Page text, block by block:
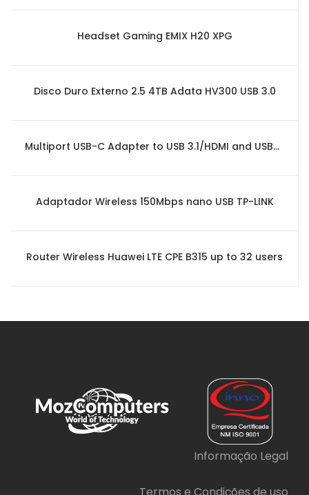
Headset Gaming EMIX H20 XPG
Disco Duro Externo 2.5 4TB Adata HV300 USB 3.0
Multiport USB-C Adapter to USB 3.1/HDMI and USB-C HAMA
Adaptador Wireless 150Mbps nano USB TP-LINK
Router Wireless Huawei LTE CPE B315 up to 32 users
Informação Legal
Termos e Condições de uso